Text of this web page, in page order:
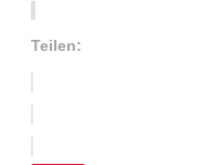
Teilen: